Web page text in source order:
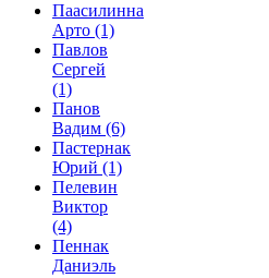
Паасилинна
Арто (1)
Павлов
Сергей
(1)
Панов
Вадим (6)
Пастернак
Юрий (1)
Пелевин
Виктор
(4)
Пеннак
Даниэль